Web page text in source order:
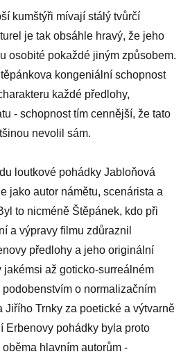
kumštýři mívají stálý tvůrčí
je tak obsáhle hravý, že jeho
osobité pokaždé jiným způsobem.
kongeniální schopnost
každé předlohy,
- schopnost tím cennější, že tato
nevolil sám.
loutkové pohádky Jabloňová
jako autor námětu, scenárista a
to nicméně Štěpánek, kdo při
a výpravy filmu zdůraznil
předlohy a jeho originální
jakémsi až goticko-surreálném
o normalizačním
Jiřího Trnky za poetické a výtvarně
Erbenovy pohádky byla proto
hlavním autorům -